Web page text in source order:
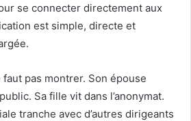
se connecter directement aux
est simple, directe et
faut pas montrer. Son épouse
Sa fille vit dans l’anonymat.
tranche avec d’autres dirigeants